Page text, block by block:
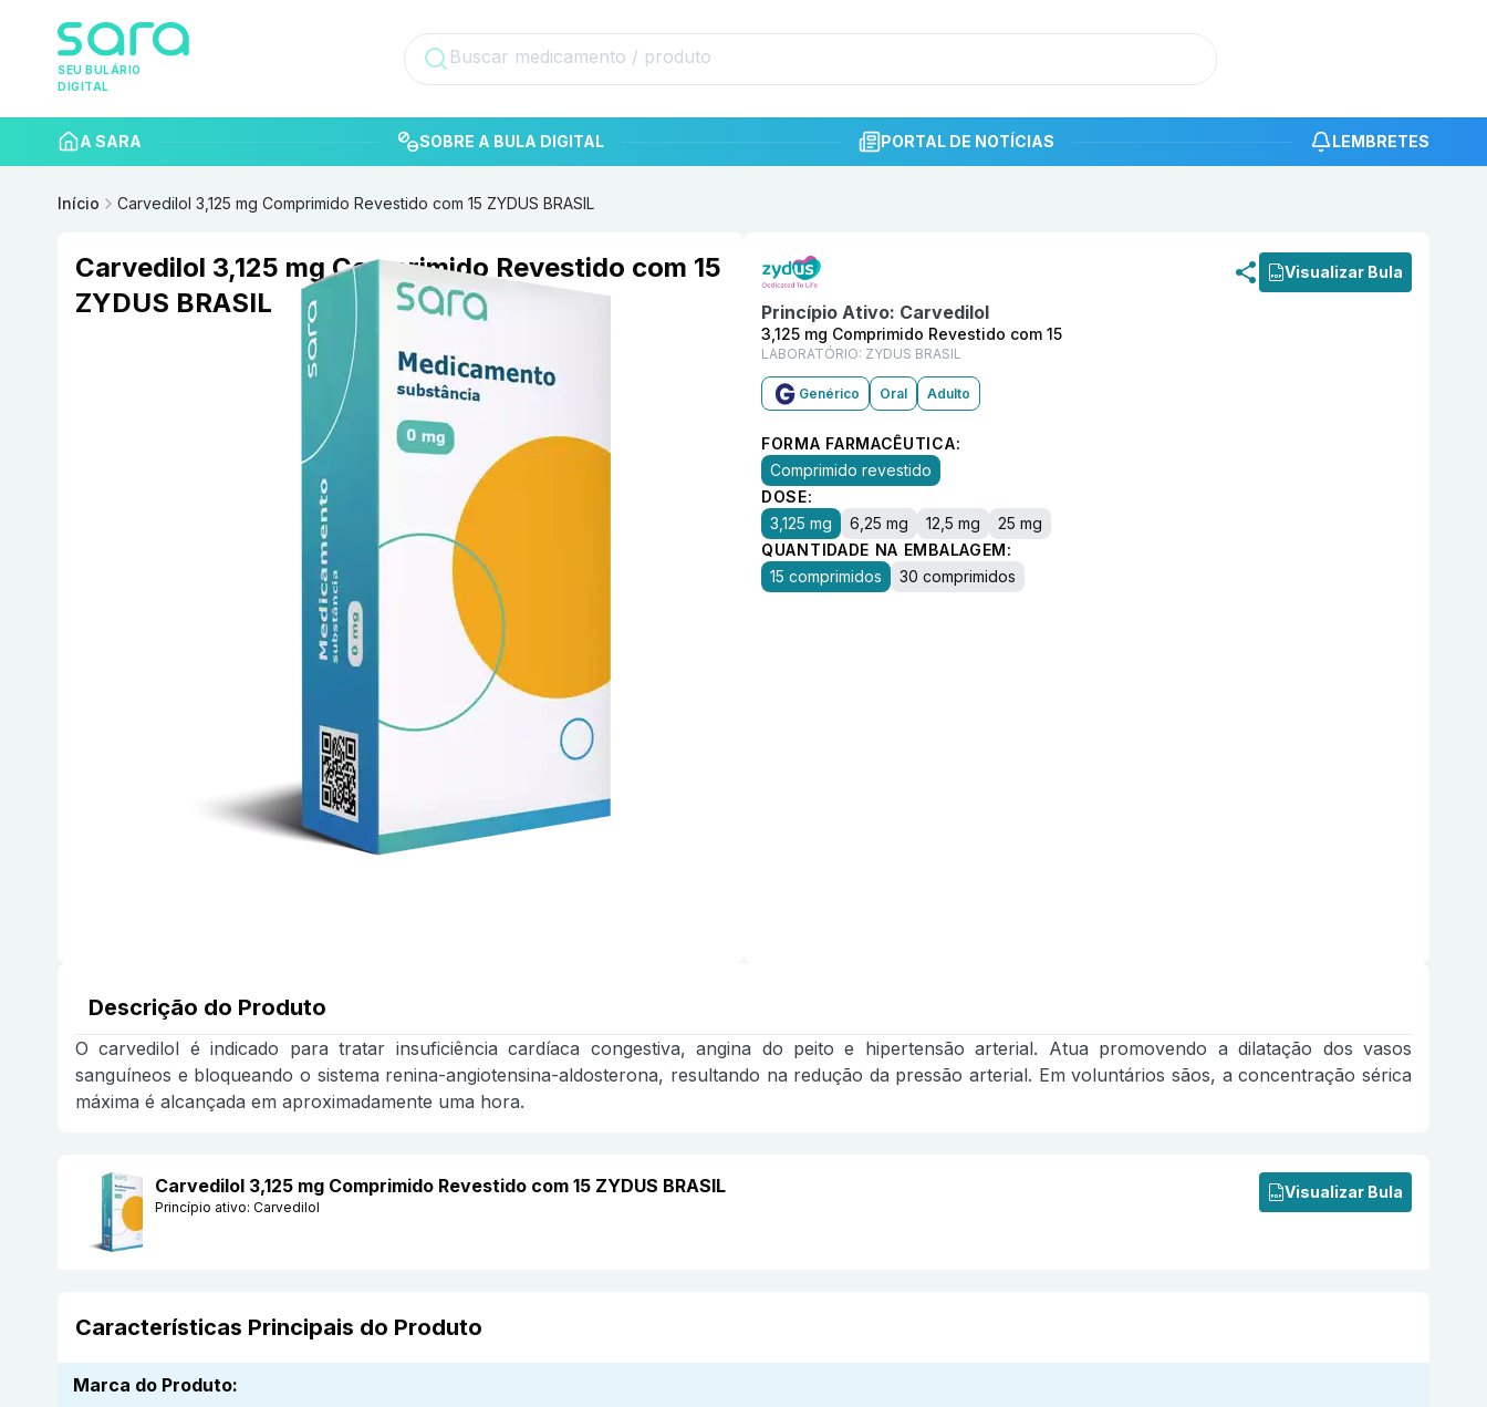
SEU BULÁRIO
DIGITAL
A SARA SOBRE A BULA DIGITAL PORTAL DE NOTÍCIAS LEMBRETES
Início Carvedilol 3,125 mg Comprimido Revestido com 15 ZYDUS BRASIL
Carvedilol 3,125 mg Comprimido Revestido com 15
ZYDUS BRASIL
Visualizar Bula
Princípio Ativo: Carvedilol
3,125 mg Comprimido Revestido com 15
LABORATÓRIO: ZYDUS BRASIL
Genérico Oral Adulto
FORMA FARMACÊUTICA:
Comprimido revestido
DOSE:
3,125 mg
6,25 mg 12,5 mg
25 mg
QUANTIDADE NA EMBALAGEM:
15 comprimidos
30 comprimidos
Descrição do Produto
O carvedilol é indicado para tratar insuficiência cardíaca congestiva, angina do peito e hipertensão arterial. Atua promovendo a dilatação dos vasos
sanguíneos e bloqueando o sistema renina-angiotensina-aldosterona, resultando na redução da pressão arterial. Em voluntários sãos, a concentração sérica
máxima é alcançada em aproximadamente uma hora.
Carvedilol 3,125 mg Comprimido Revestido com 15 ZYDUS BRASIL
Princípio ativo: Carvedilol
Visualizar Bula
Características Principais do Produto
Marca do Produto: